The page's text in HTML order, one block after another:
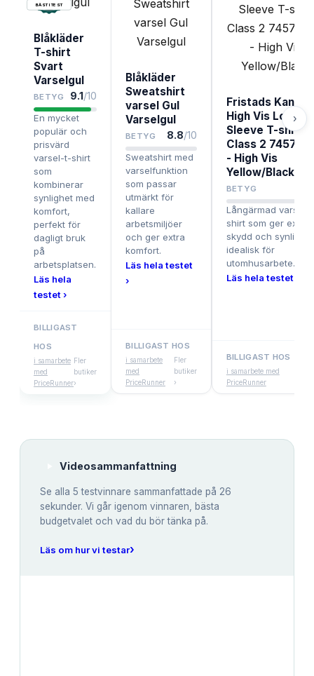
BÄST I TEST
Blåkläder
T-shirt
Svart
Varselgul
BETYG 9.1/10
En mycket
populär och
prisvärd
varsel-t-shirt
som
kombinerar
synlighet med
komfort,
perfekt för
dagligt bruk
på
arbetsplatsen.
Läs hela
testet ›
BILLIGAST
HOS
i samarbete
med
PriceRunner
Fler
butiker
›
Blåkläder
Sweatshirt
varsel Gul
Varselgul
BETYG 8.8/10
Sweatshirt med
varselfunktion
som passar
utmärkt för
kallare
arbetsmiljöer
och ger extra
komfort.
Läs hela testet
›
BILLIGAST HOS
i samarbete
med
PriceRunner
Fler
butiker
›
Fristads Kansas
High Vis Long
Sleeve T-shirt
Class 2 7457
- High Vis
Yellow/Black
BETYG
Långärmad varsel-
shirt som ger extra
skydd och
idealisk för
utomhusarbete.
Läs hela testet ›
BILLIGAST HOS
i samarbete med
PriceRunner
›
Videosammanfattning
Se alla 5 testvinnare sammanfattade på 26
sekunder. Vi går igenom vinnaren, bästa
budgetvalet och vad du bör tänka på.
Läs om hur vi testar›